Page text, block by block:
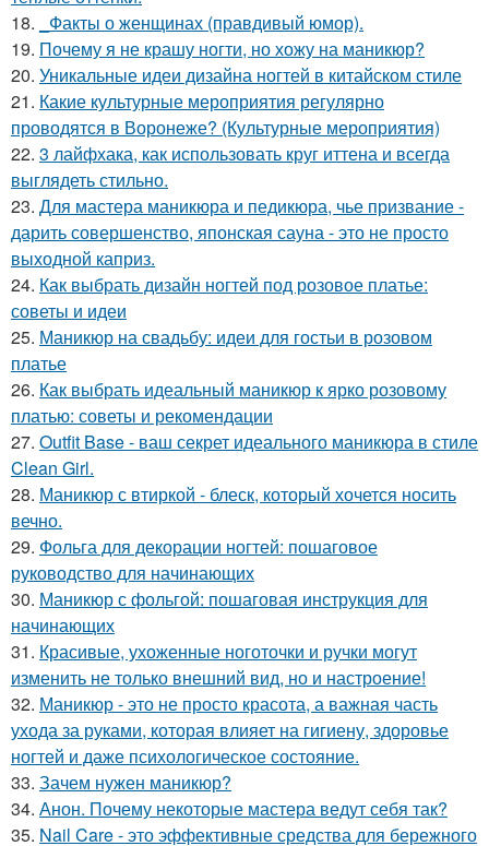
18.
_Факты о женщинах (правдивый юмор).
19. Почему я не крашу ногти, но хожу на маникюр?
20. Уникальные идеи дизайна ногтей в китайском стиле
21. Какие культурные мероприятия регулярно
проводятся в Воронеже? (Культурные мероприятия)
22. 3 лайфхака, как использовать круг иттена и всегда
выглядеть стильно.
23. Для мастера маникюра и педикюра, чье призвание -
дарить совершенство, японская сауна - это не просто
выходной каприз.
24. Как выбрать дизайн ногтей под розовое платье:
советы и идеи
25. Маникюр на свадьбу: идеи для гостьи в розовом
платье
26. Как выбрать идеальный маникюр к ярко розовому
платью: советы и рекомендации
27. Outfit Base - ваш секрет идеального маникюра в стиле
Clean Girl.
28. Маникюр с втиркой - блеск, который хочется носить
вечно.
29. Фольга для декорации ногтей: пошаговое
руководство для начинающих
30. Маникюр с фольгой: пошаговая инструкция для
начинающих
31. Красивые, ухоженные ноготочки и ручки могут
изменить не только внешний вид, но и настроение!
32. Маникюр - это не просто красота, а важная часть
ухода за руками, которая влияет на гигиену, здоровье
ногтей и даже психологическое состояние.
33. Зачем нужен маникюр?
34. Анон. Почему некоторые мастера ведут себя так?
35. Nail Care - это эффективные средства для бережного